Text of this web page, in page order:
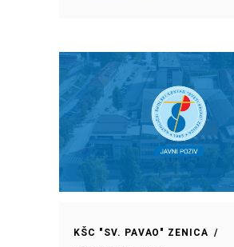
KŠC "SV. PAVAO" ZENICA